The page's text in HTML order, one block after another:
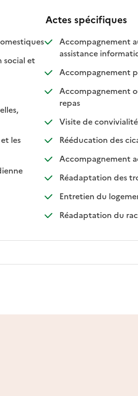
: disponible
: non disponible
social et
les
Actes spécifiques
Accompagnement
assistance
:
:
Accompagnement
Accompagnement
repas
: disponible
: non disponible
Visite de convivialité
:
:
Rééducation des
Accompagnement
Réadaptation des
Entretien du
Réadaptation du
:
: